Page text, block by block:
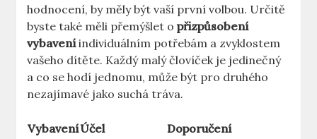
hodnocení, by měly být vaší první volbou. Určitě
byste také měli přemýšlet opřizpůsobení
vybaveníindividuálním potřebám a zvyklostem
vašeho dítěte. Každý malý človíček je jedinečný
a co se hodí jednomu, může být pro druhého
nezajímavé jako suchá tráva.
VybaveníÚčel
Doporučení